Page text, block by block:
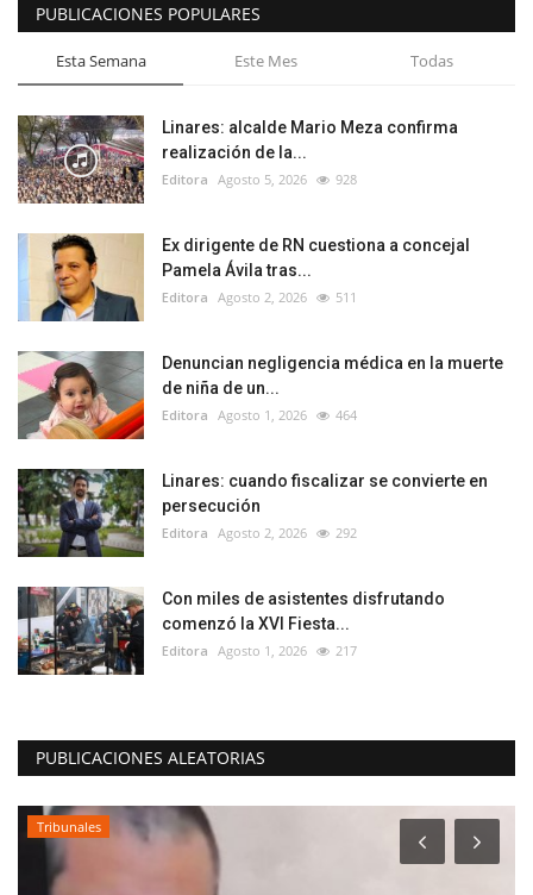
PUBLICACIONES POPULARES
Esta Semana Este Mes Todas
Linares: alcalde Mario Meza confirma
realización de la...
Editora Agosto 5, 2026 928
Ex dirigente de RN cuestiona a concejal
Pamela Ávila tras...
Editora Agosto 2, 2026 511
Denuncian negligencia médica en la muerte
de niña de un...
Editora Agosto 1, 2026 464
Linares: cuando fiscalizar se convierte en
persecución
Editora Agosto 2, 2026 292
Con miles de asistentes disfrutando
comenzó la XVI Fiesta...
Editora Agosto 1, 2026 217
PUBLICACIONES ALEATORIAS
Tribunales